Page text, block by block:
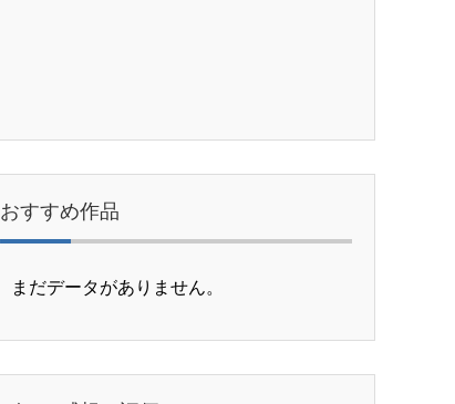
おすすめ作品
まだデータがありません。